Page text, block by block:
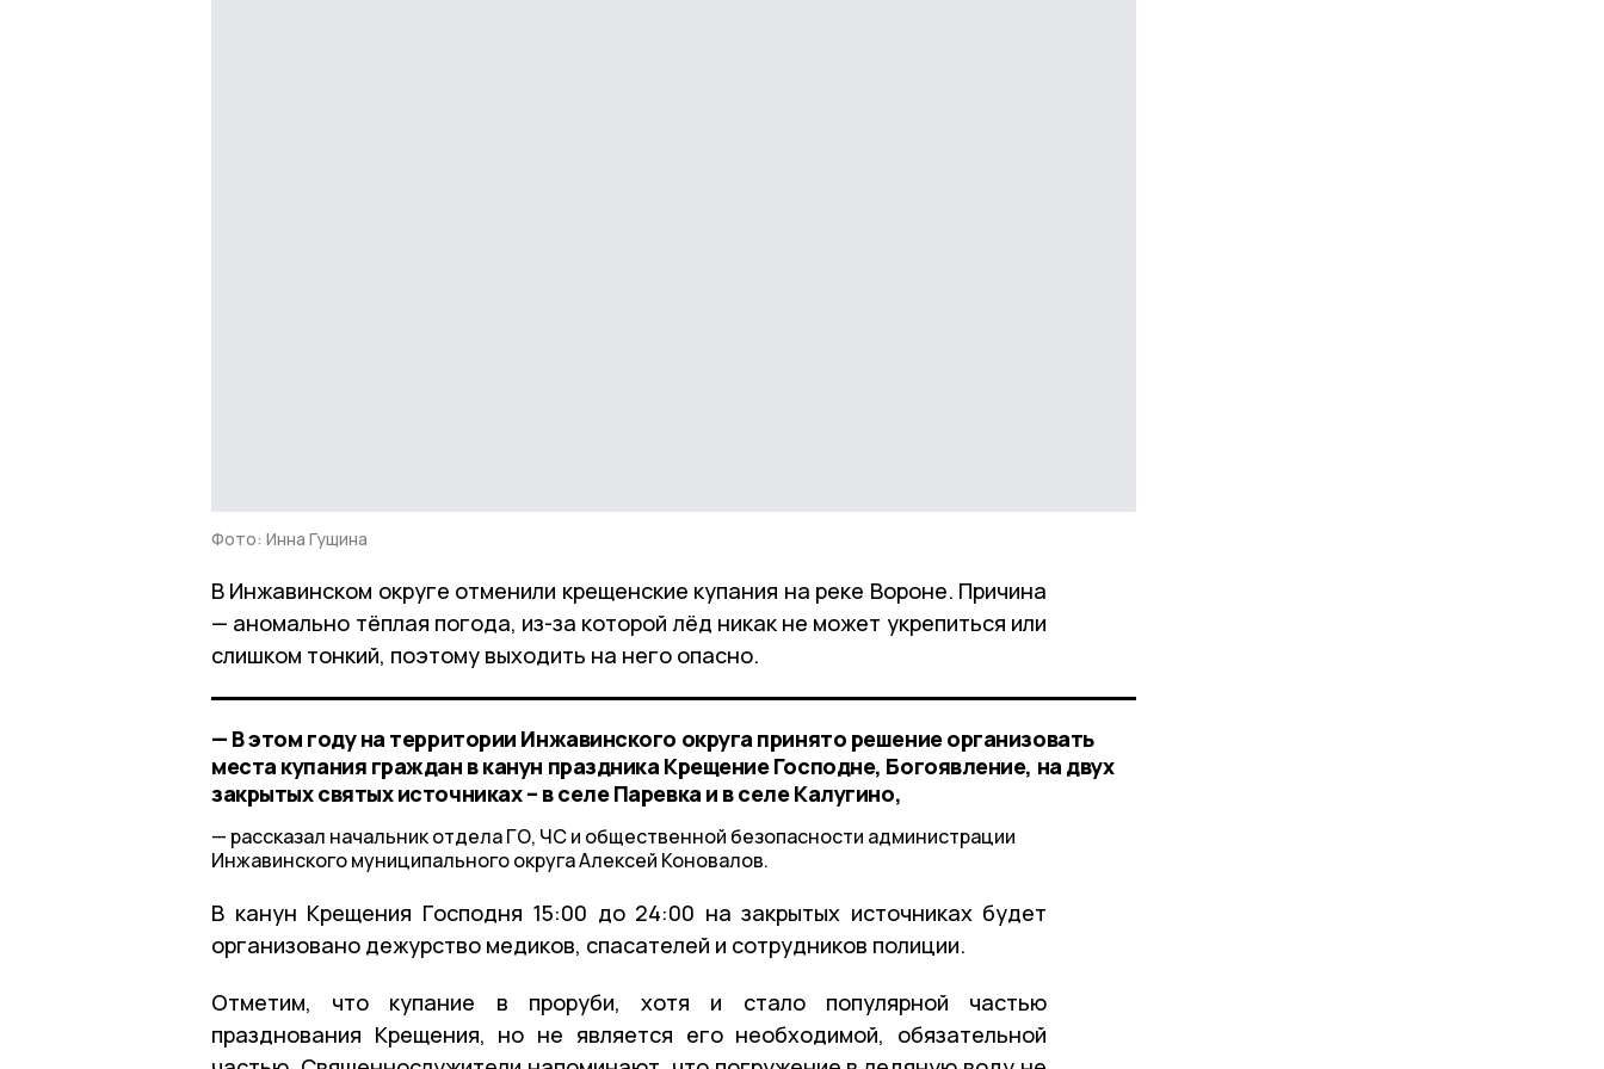
Фото: Инна Гущина
В Инжавинском округе отменили крещенские купания на реке Вороне. Причина
— аномально тёплая погода, из-за которой лёд никак не может укрепиться или
слишком тонкий, поэтому выходить на него опасно.
— В этом году на территории Инжавинского округа принято решение организовать
места купания граждан в канун праздника Крещение Господне, Богоявление, на двух
закрытых святых источниках – в селе Паревка и в селе Калугино,
рассказал начальник отдела ГО, ЧС и общественной безопасности администрации
Инжавинского муниципального округа Алексей Коновалов.
В канун Крещения Господня 15:00 до 24:00 на закрытых источниках будет
организовано дежурство медиков, спасателей и сотрудников полиции.
Отметим, что купание в проруби, хотя и стало популярной частью
празднования Крещения, но не является его необходимой, обязательной